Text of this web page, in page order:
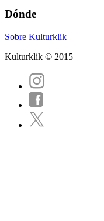
Dónde
Sobre Kulturklik
Kulturklik © 2015